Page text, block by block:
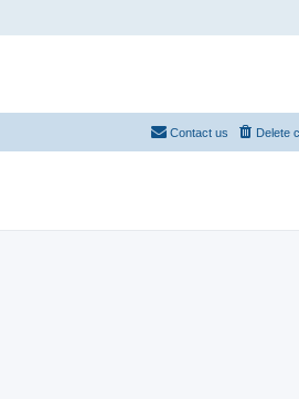
Delete
Contact us